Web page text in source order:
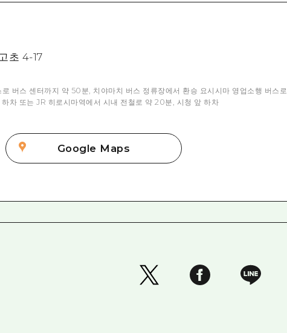
초 4-17
버스 센터까지 약 50분, 치야마치 버스 정류장에서 환승 요시시마 영업소행 버스로
차 또는 JR 히로시마역에서 시내 전철로 약 20분, 시청 앞 하차
Google Maps